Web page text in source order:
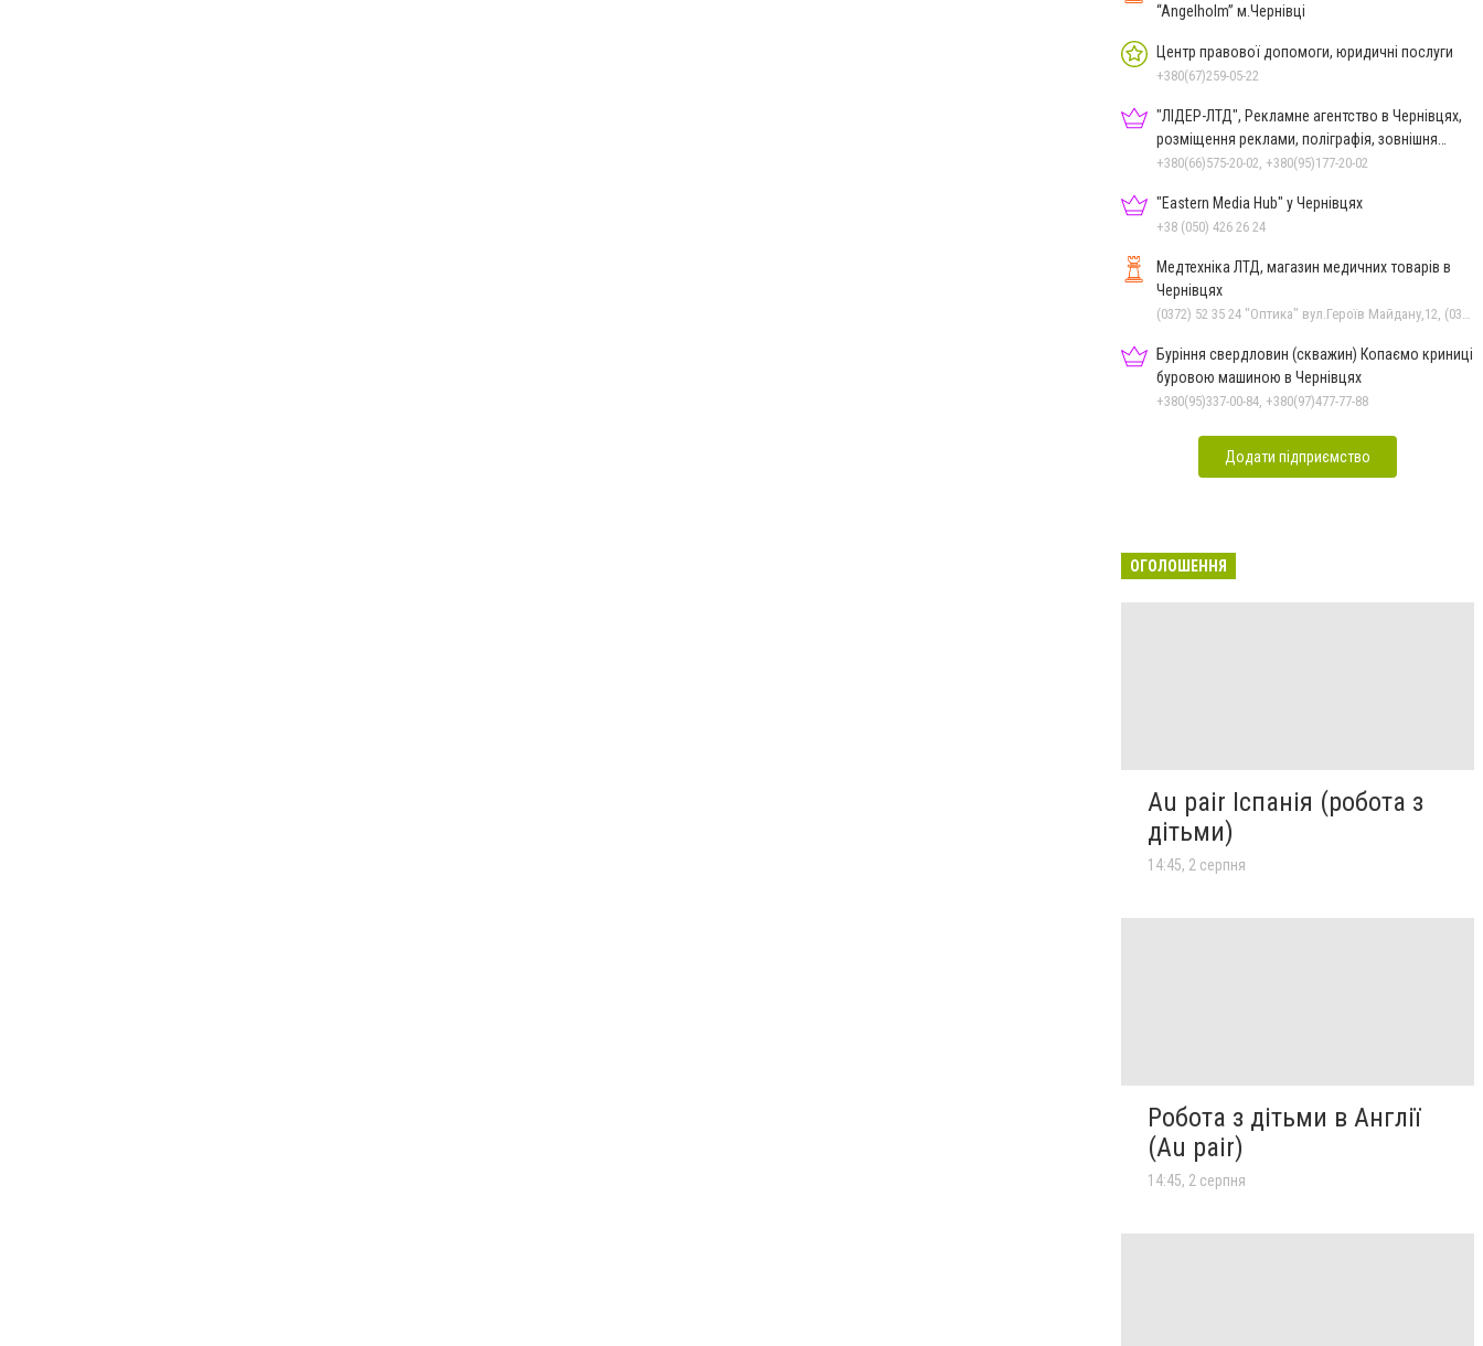
“Angelholm” м.Чернівці
Центр правової допомоги, юридичні послуги
+380(67)259-05-22
"ЛІДЕР-ЛТД", Рекламне агентство в Чернівцях,
розміщення реклами, поліграфія, зовнішня
реклама
+380(66)575-20-02, +380(95)177-20-02
"Eastern Media Hub" у Чернівцях
+38 (050) 426 26 24
Медтехніка ЛТД, магазин медичних товарів в
Чернівцях
Буріння свердловин (скважин) Копаємо криниці
буровою машиною в Чернівцях
+380(95)337-00-84, +380(97)477-77-88
Додати підприємство
ОГОЛОШЕННЯ
Au pair Іспанія (робота з
дітьми)
14:45, 2 серпня
Робота з дітьми в Англії
(Au pair)
14:45, 2 серпня